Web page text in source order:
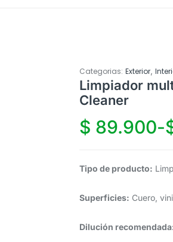
Categorias: Exterior,
Limpiador
Cleaner
$ 89.900-
Tipo de producto:
Superficies: Cuero,
Dilución